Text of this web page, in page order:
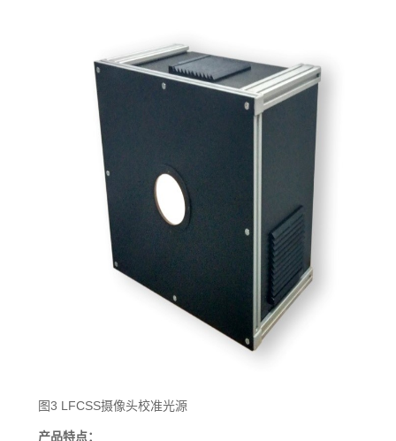
图3 LFCSS摄像头校准光源
产品特点：